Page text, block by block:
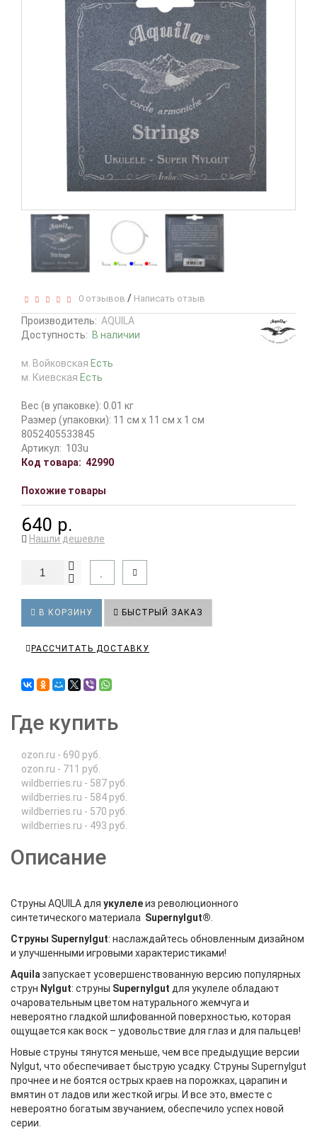
0 отзывов / Написать отзыв
Производитель: AQUILA
Доступность: В наличии
м. Войковская Есть
м. Киевская Есть
Вес (в упаковке): 0.01 кг
Размер (упаковки): 11 см x 11 см x 1 см
8052405533845
Артикул: 103u
Код товара: 42990
Похожие товары
640 р.
Нашли дешевле
В КОРЗИНУ БЫСТРЫЙ ЗАКАЗ
РАССЧИТАТЬ ДОСТАВКУ
Где купить
ozon.ru - 690 руб.
ozon.ru - 711 руб.
wildberries.ru - 587 руб.
wildberries.ru - 584 руб.
wildberries.ru - 570 руб.
wildberries.ru - 493 руб.
Описание
Струны AQUILA для укулелеиз революционного
синтетического материала Supernylgut®.
Cтруны Supernylgut: наслаждайтесь обновленным дизайном
и улучшенными игровыми характеристиками!
Aquilaзапускает усовершенствованную версию популярных
струн Nylgut: струны Supernylgut для укулеле обладают
очаровательным цветом натурального жемчуга и
невероятно гладкой шлифованной поверхностью, которая
ощущается как воск – удовольствие для глаз и для пальцев!
Новые струны тянутся меньше, чем все предыдущие версии
Nylgut, что обеспечивает быструю усадку. Струны Supernylgut
прочнее и не боятся острых краев на порожках, царапин и
вмятин от ладов или жесткой игры. И все это, вместе с
невероятно богатым звучанием, обеспечило успех новой
серии.